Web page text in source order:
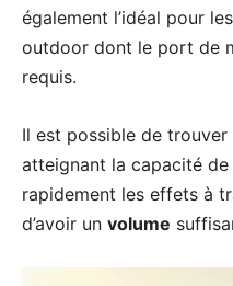
également l’idéal pour
outdoor dont le port de
requis.
Il est possible de
atteignant la capacité
rapidement les effets à
d’avoir un volume